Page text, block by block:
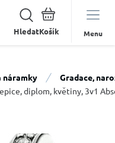
Hledat Menu
náramky
Gradace,
diplom, květiny, 3v1